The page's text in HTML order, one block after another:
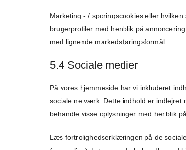
Marketing - / sporingscookies eller
brugerprofiler med henblik på
med lignende markedsføringsformål.
5.4 Sociale medier
På vores hjemmeside har vi inkluderet
sociale netværk. Dette indhold er indlejret
behandle visse oplysninger med henblik
Læs fortrolighedserklæringen på de